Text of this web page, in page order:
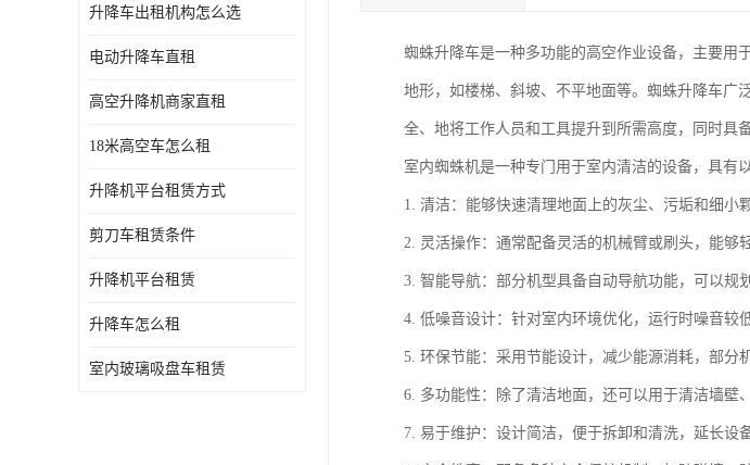
升降车出租机构怎么选
电动升降车直租
高空升降机商家直租
18米高空车怎么租
升降机平台租赁方式
剪刀车租赁条件
升降机平台租赁
升降车怎么租
室内玻璃吸盘车租赁
蜘蛛升降车是一种多功能的高空作业设备，主要用
地形，如楼梯、斜坡、不平地面等。蜘蛛升降车广
全、地将工作人员和工具提升到所需高度，同时具
室内蜘蛛机是一种专门用于室内清洁的设备，具有
1. 清洁：能够快速清理地面上的灰尘、污垢和细小
2. 灵活操作：通常配备灵活的机械臂或刷头，能够
3. 智能导航：部分机型具备自动导航功能，可以规
4. 低噪音设计：针对室内环境优化，运行时噪音较
5. 环保节能：采用节能设计，减少能源消耗，部分
6. 多功能性：除了清洁地面，还可以用于清洁墙壁
7. 易于维护：设计简洁，便于拆卸和清洗，延长设